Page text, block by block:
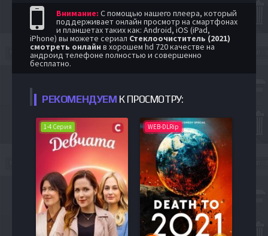
Внимание: С помощью нашего плеера, который
поддерживает онлайн просмотр на смартфонах
и планшетах таких как: Android, iOS (iPad,
iPhone) вы можете сериал Стеклоочиститель (2021)
смотреть онлайн в хорошем hd 720 качестве на
андроид телефоне полностью и совершенно
бесплатно.
РЕКОМЕНДУЕМ К ПРОСМОТРУ:
1-4 Серия WEB-DLRip